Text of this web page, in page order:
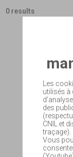
0 results
Les
utilisés à
des
CNIL et
traçage).
Vous